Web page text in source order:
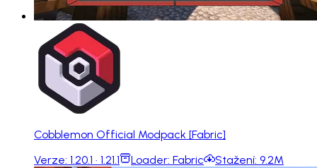
Cobblemon Official Modpack [Fabric]
Verze: 1.20.1 · 1.21.1 Loader: Fabric Stažení: 9.2M